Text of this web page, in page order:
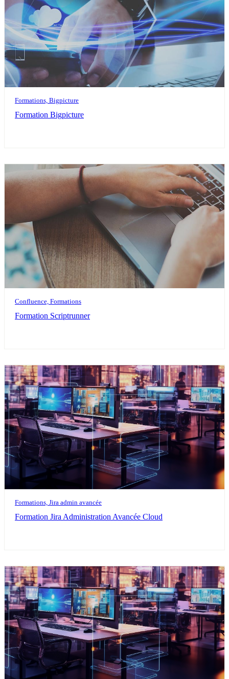
Formations, Bigpicture
Formation Bigpicture
Confluence, Formations
Formation Scriptrunner
Formations, Jira admin avancée
Formation Jira Administration Avancée Cloud